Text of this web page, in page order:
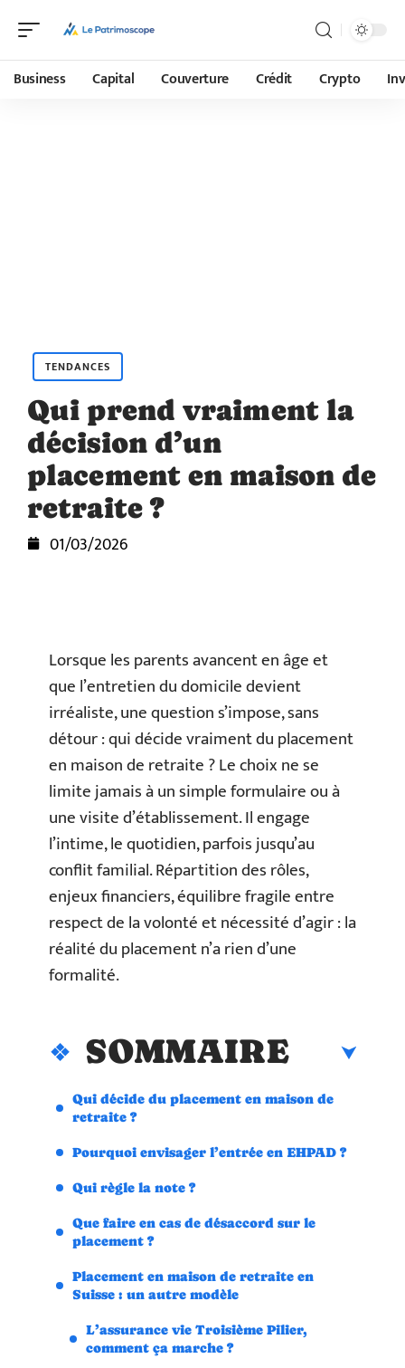
Business Capital Couverture Crédit Crypto
TENDANCES
Qui prend vraiment la
décision d’un
placement en maison de
retraite ?
01/03/2026
Lorsque les parents avancent en âge et
que l’entretien du domicile devient
irréaliste, une question s’impose, sans
détour : qui décide vraiment du placement
en maison de retraite ? Le choix ne se
limite jamais à un simple formulaire ou à
une visite d’établissement. Il engage
l’intime, le quotidien, parfois jusqu’au
conflit familial. Répartition des rôles,
enjeux financiers, équilibre fragile entre
respect de la volonté et nécessité d’agir : la
réalité du placement n’a rien d’une
formalité.
SOMMAIRE
Qui décide du placement en maison de
retraite ?
Pourquoi envisager l’entrée en EHPAD ?
Qui règle la note ?
Que faire en cas de désaccord sur le
placement ?
Placement en maison de retraite en
Suisse : un autre modèle
L’assurance vie Troisième Pilier,
comment ça marche ?